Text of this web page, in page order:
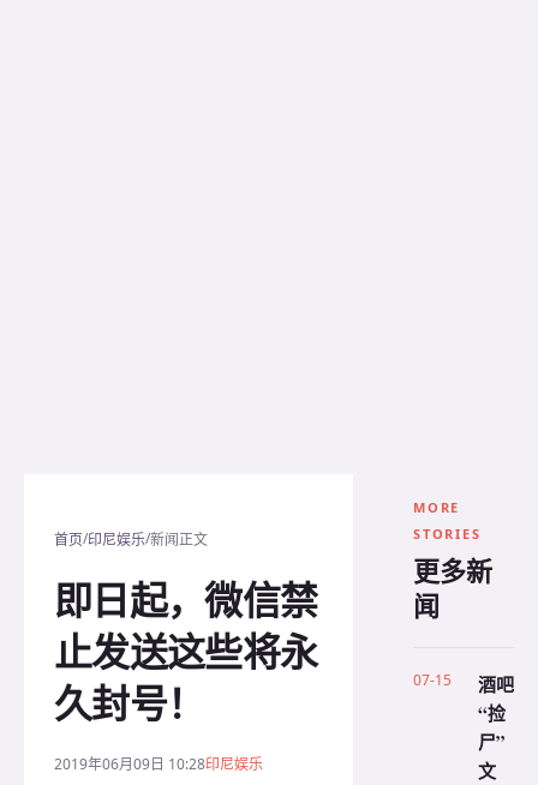
首页/印尼娱乐/新闻正文
即日起，微信禁
止发送这些将永
久封号！
2019年06月09日 10:28印尼娱乐
MORE
STORIES
更多新
闻
07-15
酒吧
“捡
尸”
文